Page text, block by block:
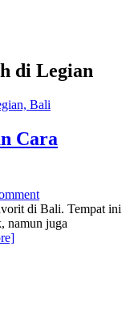
di Legian
Cara
di Bali. Tempat ini
namun juga